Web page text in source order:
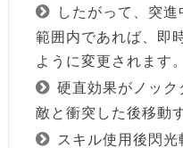
したがって、突
範囲内であれば、即
ように変更されます。
硬直効果がノッ
敵と衝突した後移動
スキル使用後閃